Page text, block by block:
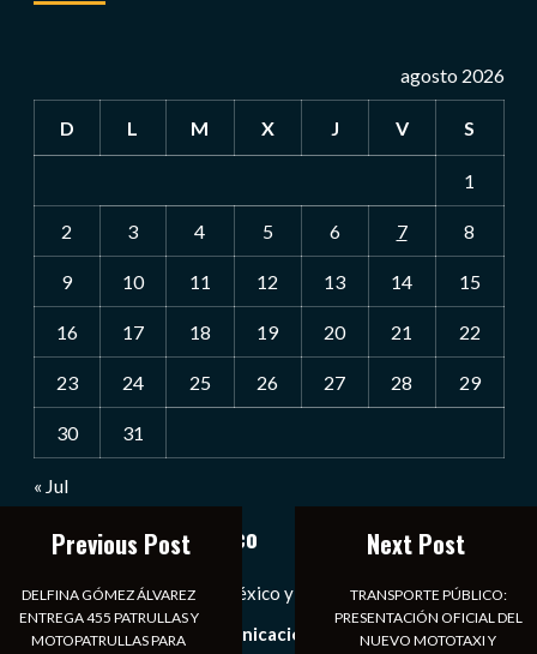
agosto 2026
D L M X J V S
1
2 3 4 5 6 7 8
9 10 11 12 13 14 15
16 17 18 19 20 21 22
23 24 25 26 27 28 29
30 31
« Jul
Notiexpress de México
Las Noticias Diarias de México y el Mundo a Tu Alcance
Somos un medio de comunicación digital que tiene como
Previous Post
DELFINA GÓMEZ ÁLVAREZ
ENTREGA 455 PATRULLAS Y
MOTOPATRULLAS PARA
Next Post
TRANSPORTE PÚBLICO:
PRESENTACIÓN OFICIAL DEL
NUEVO MOTOTAXI Y